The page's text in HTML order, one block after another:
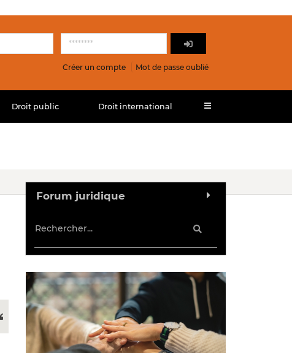
Créer un compte Mot de passe oublié
Droit public Droit international
Forum juridique